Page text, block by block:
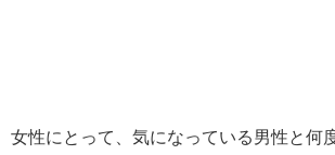
女性にとって、気になっている男性と何